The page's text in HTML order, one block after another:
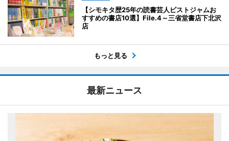
【シモキタ歴25年の読書芸人ピストジャムお
すすめの書店10選】File.4～三省堂書店下北沢
店
もっと見る
最新ニュース